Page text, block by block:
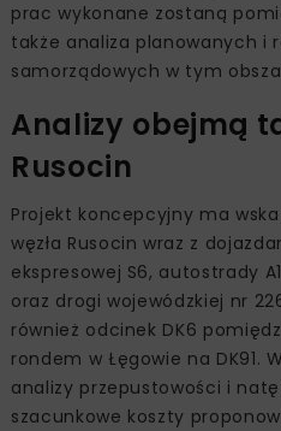
prac wykonane zostaną
także analiza planowanych i
samorządowych w tym
Analizy obejmą
Rusocin
Projekt koncepcyjny ma
węzła Rusocin wraz z
ekspresowej S6, autostrady
oraz drogi wojewódzkiej nr
również odcinek DK6
rondem w Łęgowie na DK91.
analizy przepustowości i
szacunkowe koszty